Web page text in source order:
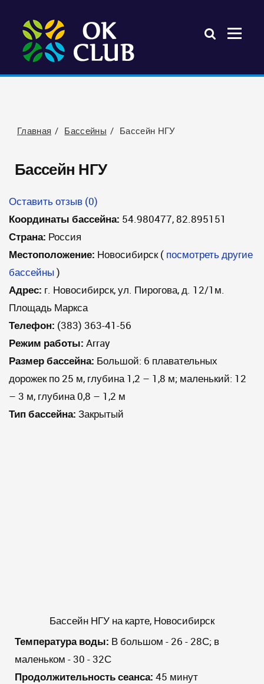
Главная Бассейны Бассейн НГУ
Бассейн НГУ
Оставить отзыв (0)
Координаты бассейна: 54.980477, 82.895151
Страна: Россия
Местоположение: Новосибирск( посмотреть другие
бассейны )
Адрес: г. Новосибирск, ул. Пирогова, д. 12/1м.
Площадь Маркса
Телефон: (383) 363-41-56
Режим работы: Array
Размер бассейна: Большой: 6 плавательных
дорожек по 25 м, глубина 1,2 – 1,8 м; маленький: 12
– 3 м, глубина 0,8 – 1,2 м
Тип бассейна: Закрытый
Бассейн НГУ на карте, Новосибирск
Температура воды: В большом - 26 - 28С; в
маленьком - 30 - 32С
Продолжительность сеанса: 45 минут